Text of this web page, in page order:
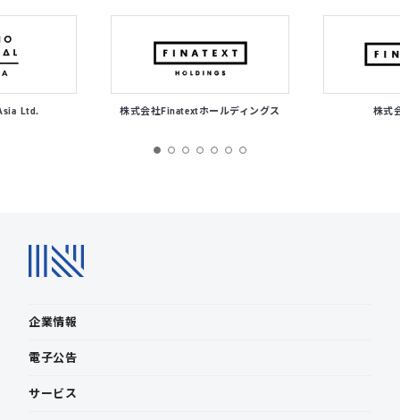
Ltd. 株式会社Finatextホールディングス 株式
企業情報
電子公告
サービス